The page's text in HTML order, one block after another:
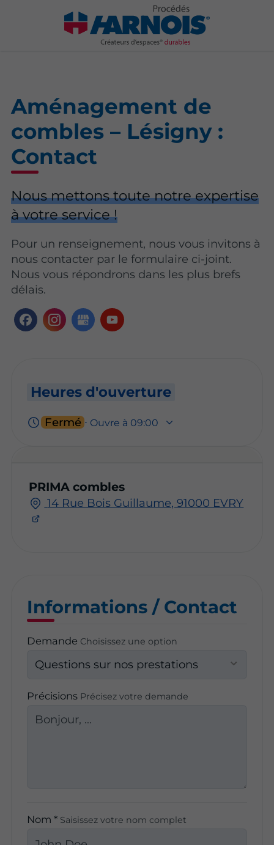
Aménagement de
combles – Lésigny :
Contact
Nous mettons toute notre expertise
à votre service !
Pour un renseignement, nous vous invitons à
nous contacter par le formulaire ci-joint.
Nous vous répondrons dans les plus brefs
délais.
Heures d'ouverture
Fermé ⋅ Ouvre à 09:00
PRIMA combles
14 Rue Bois Guillaume, 91000 EVRY
Informations / Contact
Demande Choisissez une option
Précisions Précisez votre demande
Nom * Saisissez votre nom complet